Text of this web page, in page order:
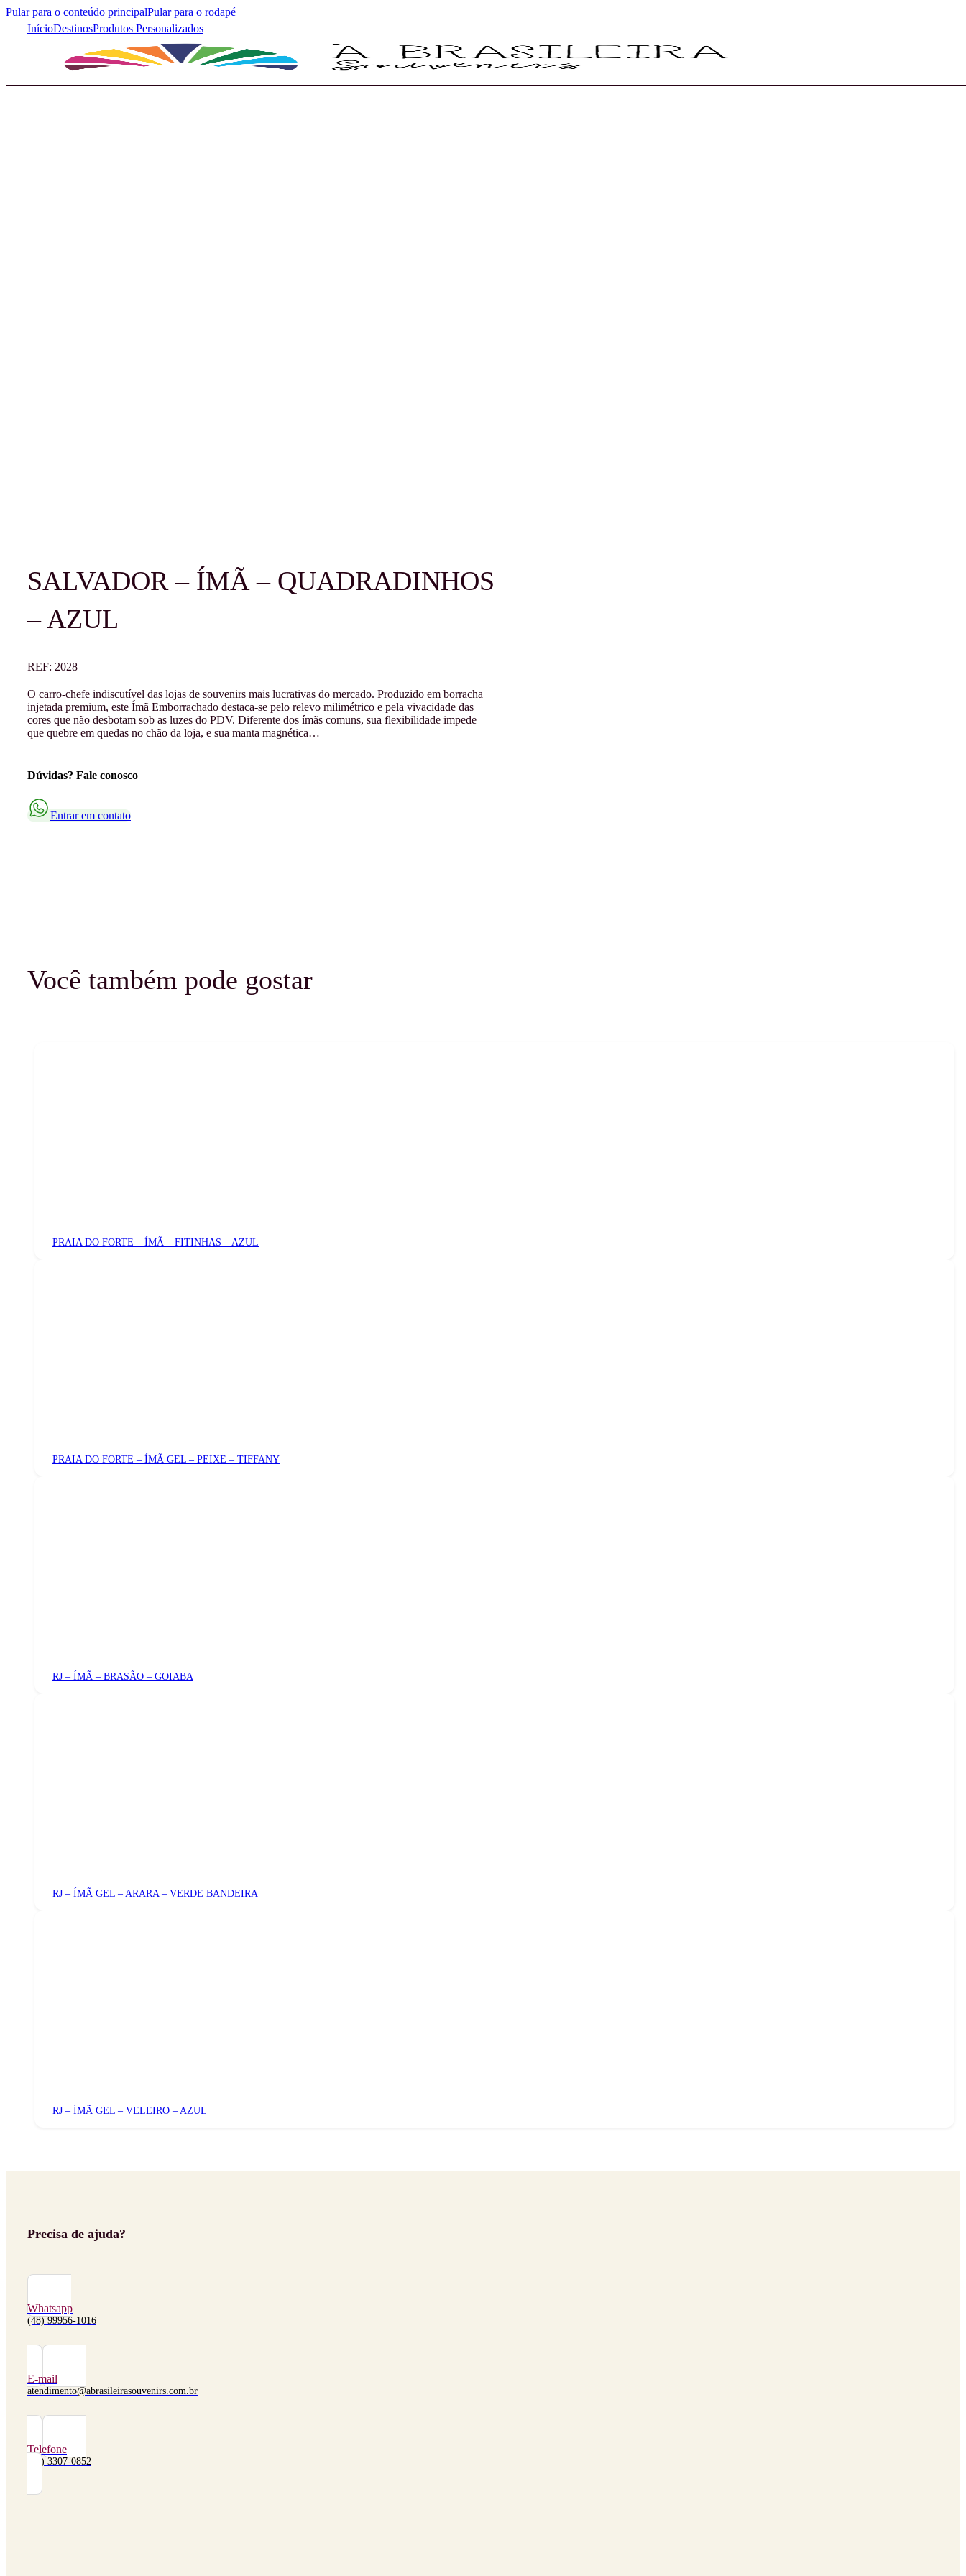
Pular para o conteúdo principalPular para o rodapé
InícioDestinosProdutos Personalizados
SALVADOR – ÍMÃ – QUADRADINHOS
– AZUL
REF: 2028
O carro-chefe indiscutível das lojas de souvenirs mais lucrativas do mercado. Produzido em borracha
injetada premium, este Ímã Emborrachado destaca-se pelo relevo milimétrico e pela vivacidade das
cores que não desbotam sob as luzes do PDV. Diferente dos ímãs comuns, sua flexibilidade impede
que quebre em quedas no chão da loja, e sua manta magnética…
Dúvidas? Fale conosco
Entrar em contato
Você também pode gostar
PRAIA DO FORTE – ÍMÃ – FITINHAS – AZUL
PRAIA DO FORTE – ÍMÃ GEL – PEIXE – TIFFANY
RJ – ÍMÃ – BRASÃO – GOIABA
RJ – ÍMÃ GEL – ARARA – VERDE BANDEIRA
RJ – ÍMÃ GEL – VELEIRO – AZUL
Precisa de ajuda?
Whatsapp
(48) 99956-1016
E-mail
atendimento@abrasileirasouvenirs.com.br
Telefone
(48) 3307-0852